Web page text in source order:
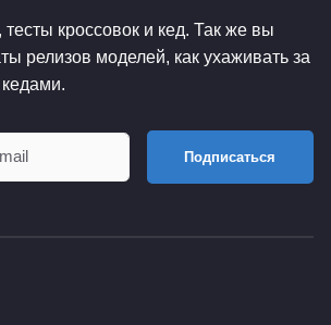
кроссовок и кед. Так же вы
релизов моделей, как ухаживать за
Подписаться